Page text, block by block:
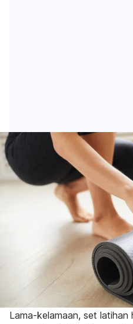
Lama-kelamaan, set latihan